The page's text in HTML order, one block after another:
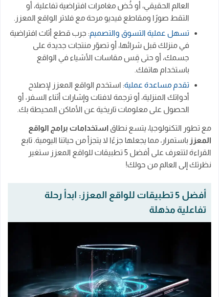
العالم الحقيقي، أو خُض مغامرات افتراضية تفاعلية، أو
التقط صورًا ومقاطع فيديو مرحة مع فلاتر الواقع المعزز.
تسهل عملية التسوق والتصميم: جرب قطع أثاث افتراضية
في منزلك قبل شرائها، أو تصوّر منتجات جديدة على
جسمك، أو حتى قِس مقاسات الأشياء في الواقع
باستخدام هاتفك.
تقدم مساعدة عملية: استخدم الواقع المعزز لإصلاح
أدواتك المنزلية، أو ترجمة لافتات وإشارات أثناء السفر، أو
الحصول على معلومات تاريخية عن الأماكن المحيطة بك.
مع تطور التكنولوجيا، يتسع نطاق استخدامات برامج الواقع
المعزز باستمرار، مما يجعلها جزءًا لا يتجزأ من حياتنا اليومية. تابع
القراءة لتتعرف على أفضل 5 تطبيقات للواقع المعزز ستغير
نظرتك إلى العالم من حولك!
أفضل 5 تطبيقات للواقع المعزز: ابدأ رحلة
تفاعلية مذهلة